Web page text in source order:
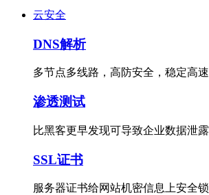
云安全
DNS解析
多节点多线路，高防安全，稳定高速
渗透测试
比黑客更早发现可导致企业数据泄露
SSL证书
服务器证书给网站机密信息上安全锁